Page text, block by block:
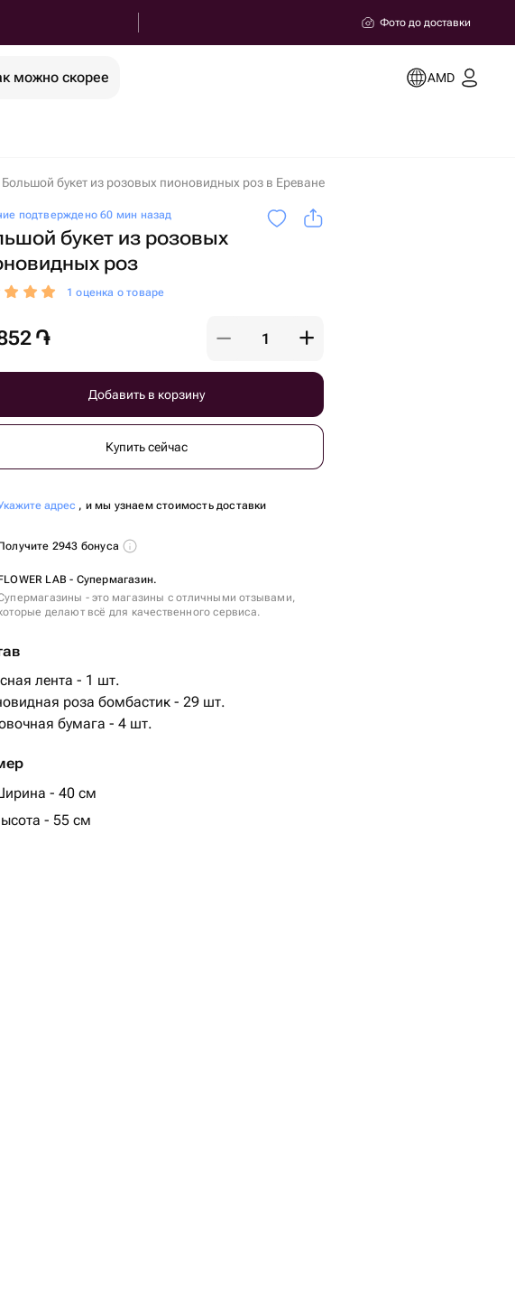
Фото до доставки
можно скорее AMD
Большой букет из розовых пионовидных роз в Ереване
подтверждено 60 мин назад
букет из розовых
роз
1 оценка о товаре
֏
Добавить в корзину
Купить сейчас
адрес , и мы узнаем стоимость доставки
2943 бонуса
LAB - Супермагазин.
- это магазины с отличными отзывами,
делают всё для качественного сервиса.
лента - 1 шт.
роза бомбастик - 29 шт.
бумага - 4 шт.
- 40 см
- 55 см